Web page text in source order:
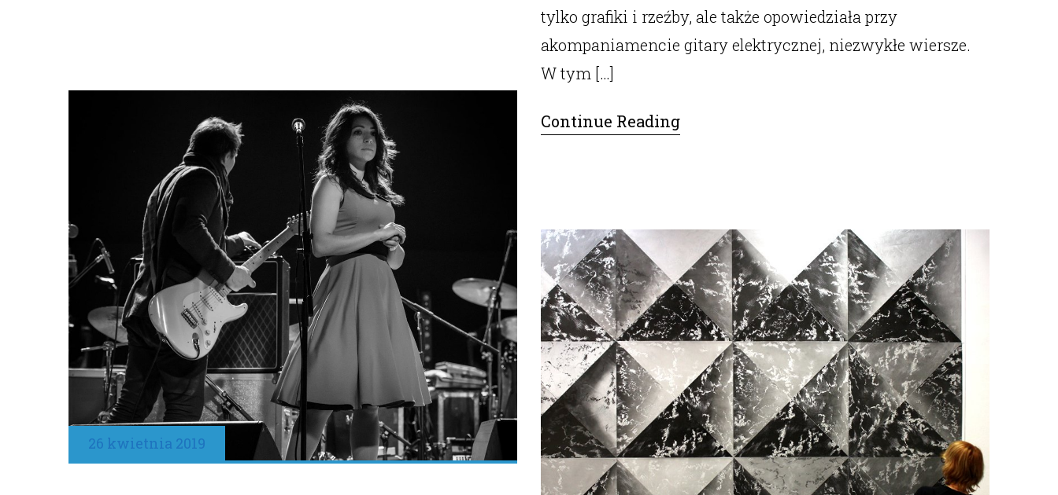
26 kwietnia 2019
tylko grafiki i rzeźby, ale także opowiedziała przy
akompaniamencie gitary elektrycznej, niezwykłe wiersze.
W tym […]
Continue Reading